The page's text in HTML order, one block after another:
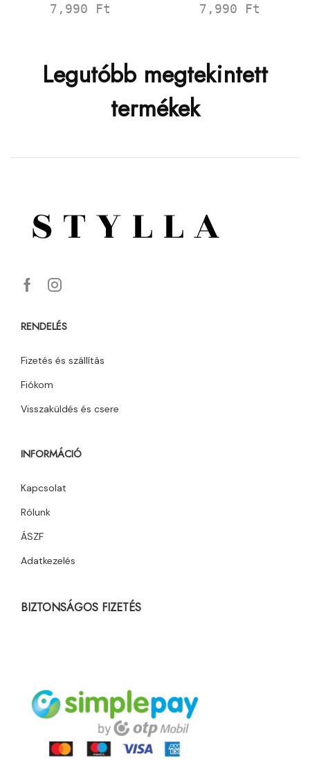
7,990 Ft 7,990 Ft
Legutóbb megtekintett
termékek
RENDELÉS
Fizetés és szállítás
Fiókom
Visszaküldés és csere
INFORMÁCIÓ
Kapcsolat
Rólunk
ÁSZF
Adatkezelés
BIZTONSÁGOS FIZETÉS